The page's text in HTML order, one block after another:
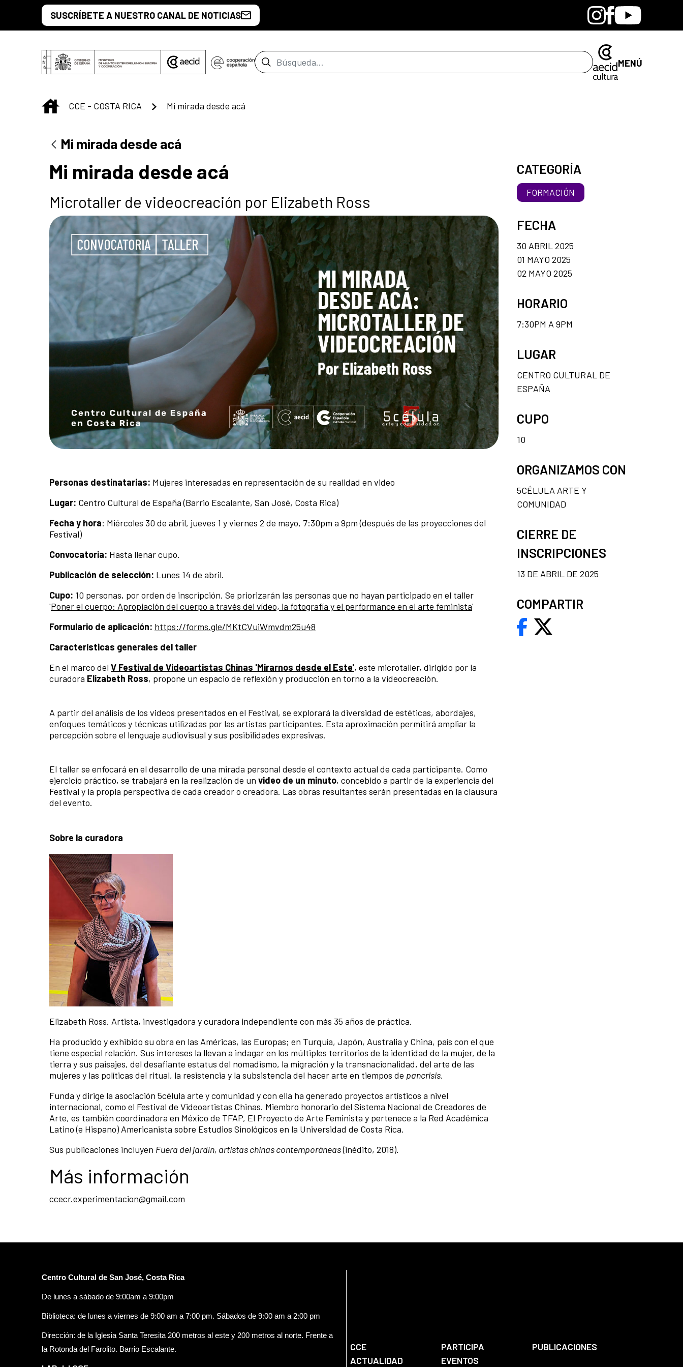
Saltar al contenido principal
SUSCRÍBETE A NUESTRO CANAL DE NOTICIAS BandcampInstagram
Facebook
Youtube
Barra de búsqueda MENÚ
INICIO
CCE - COSTA RICA Mi mirada desde acá
Mi mirada desde acá
Mi mirada desde acá
Microtaller de videocreación por Elizabeth Ross
Personas destinatarias: Mujeres interesadas en representación de su realidad en video
Lugar: Centro Cultural de España (Barrio Escalante, San José, Costa Rica)
Fecha y hora: Miércoles 30 de abril, jueves 1 y viernes 2 de mayo, 7:30pm a 9pm (después de las proyecciones del
Festival)
Convocatoria: Hasta llenar cupo.
Publicación de selección: Lunes 14 de abril.
Cupo: 10 personas, por orden de inscripción. Se priorizarán las personas que no hayan participado en el taller
'Poner el cuerpo: Apropiación del cuerpo a través del vídeo, la fotografía y el performance en el arte feminista'
Formulario de aplicación: https://forms.gle/MKtCVuiWmvdm25u48
Características generales del taller
En el marco del V Festival de Videoartistas Chinas 'Mirarnos desde el Este', este microtaller, dirigido por la
curadora Elizabeth Ross, propone un espacio de reflexión y producción en torno a la videocreación.
A partir del análisis de los videos presentados en el Festival, se explorará la diversidad de estéticas, abordajes,
enfoques temáticos y técnicas utilizadas por las artistas participantes. Esta aproximación permitirá ampliar la
percepción sobre el lenguaje audiovisual y sus posibilidades expresivas.
El taller se enfocará en el desarrollo de una mirada personal desde el contexto actual de cada participante. Como
ejercicio práctico, se trabajará en la realización de un video de un minuto, concebido a partir de la experiencia del
Festival y la propia perspectiva de cada creador o creadora. Las obras resultantes serán presentadas en la clausura
del evento.
Sobre la curadora
Elizabeth Ross. Artista, investigadora y curadora independiente con más 35 años de práctica.
Ha producido y exhibido su obra en las Américas, las Europas; en Turquía, Japón, Australia y China, país con el que
tiene especial relación. Sus intereses la llevan a indagar en los múltiples territorios de la identidad de la mujer, de la
tierra y sus paisajes, del desafiante estatus del nomadismo, la migración y la transnacionalidad, del arte de las
mujeres y las políticas del ritual, la resistencia y la subsistencia del hacer arte en tiempos de pancrisis.
Funda y dirige la asociación 5célula arte y comunidad y con ella ha generado proyectos artísticos a nivel
internacional, como el Festival de Videoartistas Chinas. Miembro honorario del Sistema Nacional de Creadores de
Arte, es también coordinadora en México de TFAP, El Proyecto de Arte Feminista y pertenece a la Red Académica
Latino (e Hispano) Americanista sobre Estudios Sinológicos en la Universidad de Costa Rica.
Sus publicaciones incluyen Fuera del jardín, artistas chinas contemporáneas(inédito, 2018).
Más información
ccecr.experimentacion@gmail.com
CATEGORÍA
FORMACIÓN
FECHA
30 ABRIL 2025
01 MAYO 2025
02 MAYO 2025
HORARIO
7:30PM A 9PM
LUGAR
CENTRO CULTURAL DE
ESPAÑA
CUPO
10
ORGANIZAMOS CON
5CÉLULA ARTE Y
COMUNIDAD
CIERRE DE
INSCRIPCIONES
13 DE ABRIL DE 2025
COMPARTIR
Centro Cultural de San José, Costa Rica
De lunes a sábado de 9:00am a 9:00pm
Biblioteca: de lunes a viernes de 9:00 am a 7:00 pm. Sábados de 9:00 am a 2:00 pm
Dirección: de la Iglesia Santa Teresita 200 metros al este y 200 metros al norte. Frente a
la Rotonda del Farolito. Barrio Escalante.
CCE PARTICIPA
PUBLICACIONES
ACTUALIDAD
EVENTOS